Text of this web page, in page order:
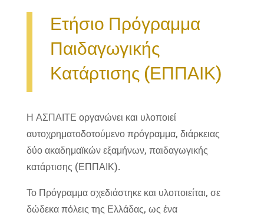
Ετήσιο Πρόγραμμα
Παιδαγωγικής
Κατάρτισης (ΕΠΠΑΙΚ)
Η ΑΣΠΑΙΤΕ οργανώνει και υλοποιεί
αυτοχρηματοδοτούμενο πρόγραμμα, διάρκειας
δύο ακαδημαϊκών εξαμήνων, παιδαγωγικής
κατάρτισης (ΕΠΠΑΙΚ).
Το Πρόγραμμα σχεδιάστηκε και υλοποιείται, σε
δώδεκα πόλεις της Ελλάδας, ως ένα